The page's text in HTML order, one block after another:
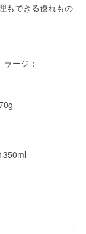
もできる優れもの
ージ：